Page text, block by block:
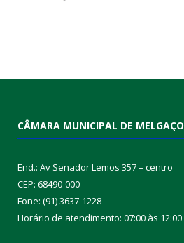
CÂMARA MUNICIPAL DE MELGAÇO
End.: Av Senador Lemos 357 – centro
CEP: 68490-000
Fone: (91) 3637-1228
Horário de atendimento: 07:00 às 12:00